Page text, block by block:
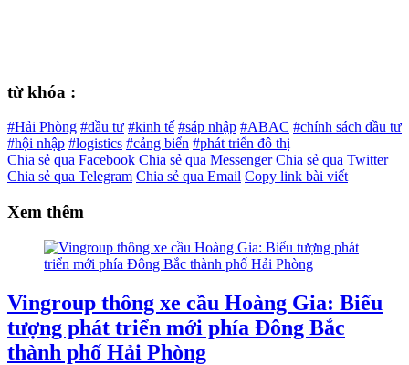
từ khóa :
#Hải Phòng #đầu tư #kinh tế #sáp nhập #ABAC #chính sách đầu tư
#hội nhập #logistics #cảng biển #phát triển đô thị
Chia sẻ qua Facebook Chia sẻ qua Messenger Chia sẻ qua Twitter
Chia sẻ qua Telegram Chia sẻ qua Email Copy link bài viết
Xem thêm
Vingroup thông xe cầu Hoàng Gia: Biểu
tượng phát triển mới phía Đông Bắc
thành phố Hải Phòng